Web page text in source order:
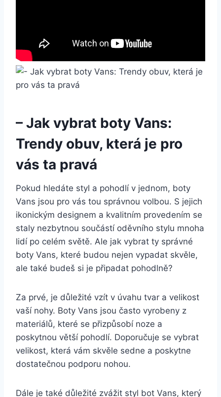
– Jak vybrat boty Vans:
Trendy ⁢obuv, která je pro
vás ta ⁤pravá
Pokud hledáte styl a pohodlí v jednom, boty
Vans jsou pro vás tou správnou volbou. S jejich
ikonickým designem⁢ a kvalitním provedením se
staly nezbytnou součástí oděvního⁢ stylu mnoha
lidí po celém světě. Ale jak vybrat ty ​správné
boty Vans, které budou nejen vypadat skvěle,
ale také budeš si​ je připadat ⁤pohodlně?
Za prvé, je důležité vzít v úvahu tvar a velikost
vaší nohy. Boty Vans jsou často vyrobeny z
materiálů, které se ⁤přizpůsobí noze a
poskytnou větší pohodlí. Doporučuje⁢ se ⁣vybrat
velikost, ‌která vám ‌skvěle sedne a‍ poskytne
dostatečnou podporu nohou.
Dále je také důležité zvážit styl bot Vans, který